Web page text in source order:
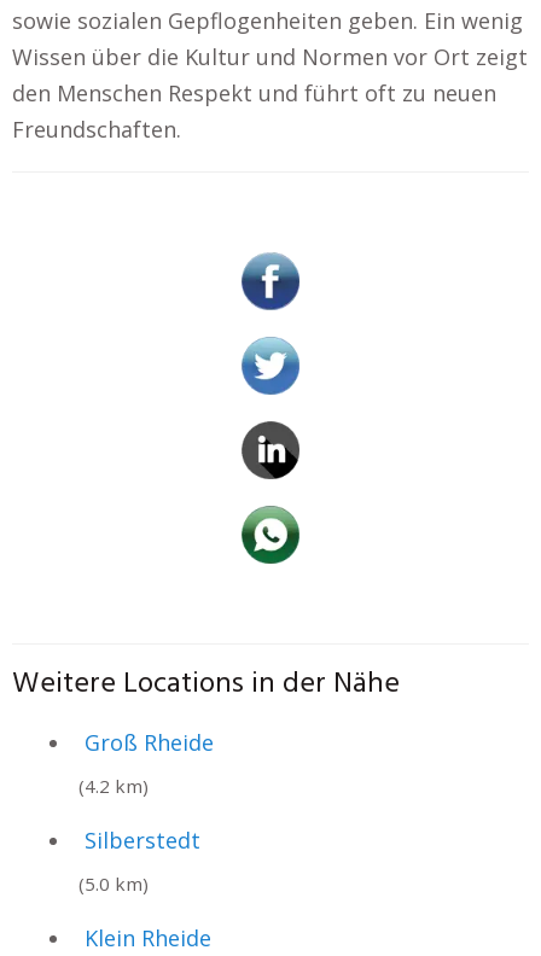
sowie sozialen Gepflogenheiten geben. Ein wenig
Wissen über die Kultur und Normen vor Ort zeigt
den Menschen Respekt und führt oft zu neuen
Freundschaften.
Weitere Locations in der Nähe
Groß Rheide
(4.2 km)
Silberstedt
(5.0 km)
Klein Rheide